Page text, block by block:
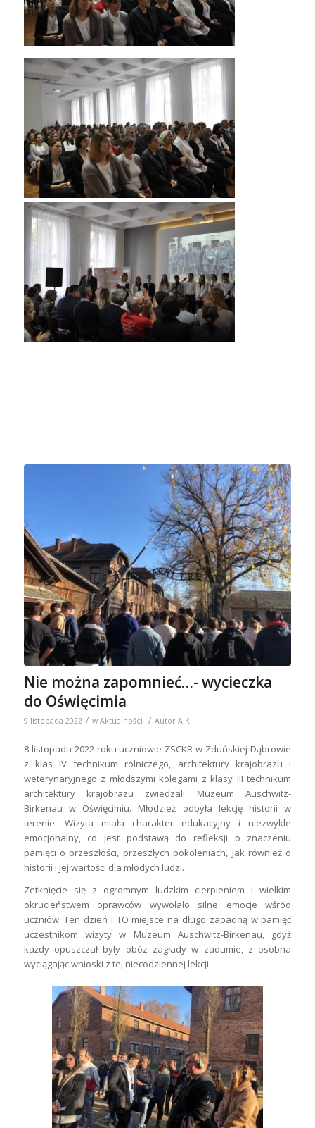
Nie można zapomnieć…- wycieczka
do Oświęcimia
9 listopada 2022 / w Aktualności / Autor A K
8 listopada 2022 roku uczniowie ZSCKR w Zduńskiej Dąbrowie
z klas IV technikum rolniczego, architektury krajobrazu i
weterynaryjnego z młodszymi kolegami z klasy III technikum
architektury krajobrazu zwiedzali Muzeum Auschwitz-
Birkenau w Oświęcimiu. Młodzież odbyła lekcję historii w
terenie. Wizyta miała charakter edukacyjny i niezwykle
emocjonalny, co jest podstawą do refleksji o znaczeniu
pamięci o przeszłości, przeszłych pokoleniach, jak również o
historii i jej wartości dla młodych ludzi.
Zetknięcie się z ogromnym ludzkim cierpieniem i wielkim
okrucieństwem oprawców wywołało silne emocje wśród
uczniów. Ten dzień i TO miejsce na długo zapadną w pamięć
uczestnikom wizyty w Muzeum Auschwitz-Birkenau, gdyż
każdy opuszczał były obóz zagłady w zadumie, z osobna
wyciągając wnioski z tej niecodziennej lekcji.